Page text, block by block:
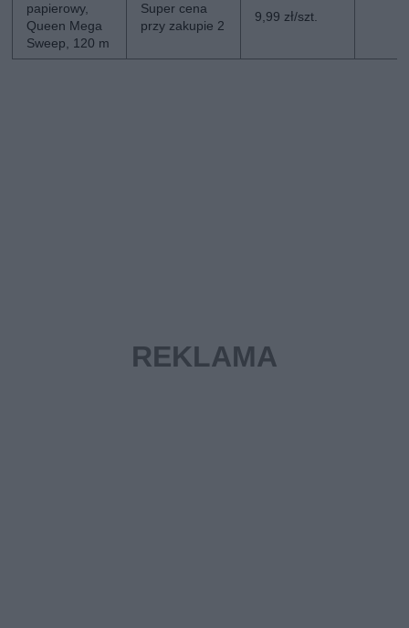
papierowy,
Queen Mega
Sweep, 120 m
Super cena
przy zakupie 2
9,99 zł/szt.